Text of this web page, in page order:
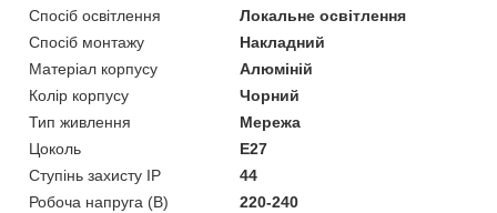
Спосіб освітлення
Локальне освітлення
Спосіб монтажу
Накладний
Матеріал корпусу
Алюміній
Колір корпусу
Чорний
Тип живлення
Мережа
Цоколь
E27
Ступінь захисту IP
44
Робоча напруга (В)
220-240